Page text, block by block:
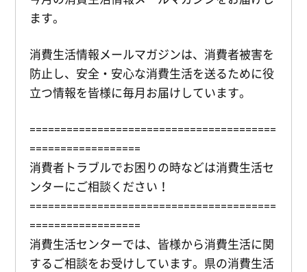
ます。
消費生活情報メールマガジンは、消費者被害を
防止し、安全・安心な消費生活を送るために役
立つ情報を皆様に毎月お届けしています。
========================================
==================
消費者トラブルでお困りの時などは消費生活セ
ンターにご相談ください！
========================================
==================
消費生活センターでは、皆様から消費生活に関
するご相談をお受けしています。県の消費生活